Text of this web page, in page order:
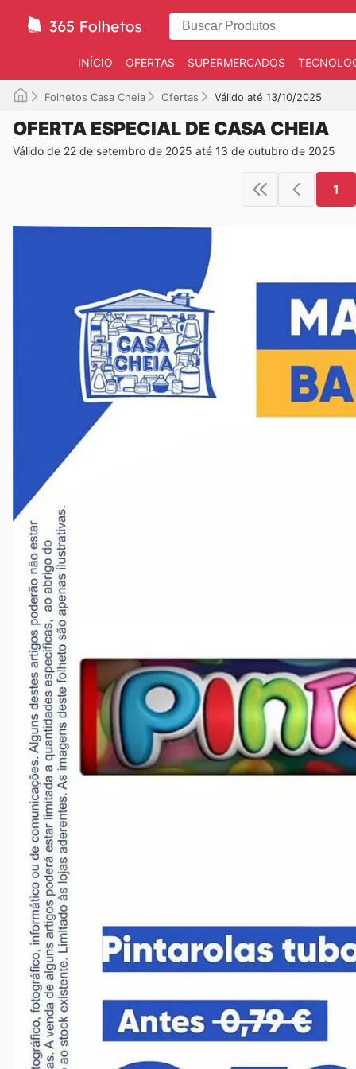
INÍCIO OFERTAS SUPERMERCADOS
Folhetos Casa Cheia Ofertas Válido até 13/10/2025
OFERTA ESPECIAL DE CASA CHEIA
Válido de 22 de setembro de 2025 até 13 de outubro de 2025
1